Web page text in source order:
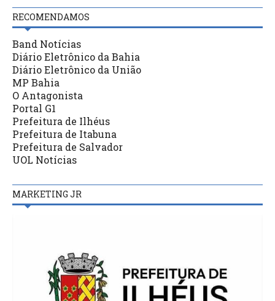
RECOMENDAMOS
Band Notícias
Diário Eletrônico da Bahia
Diário Eletrônico da União
MP Bahia
O Antagonista
Portal G1
Prefeitura de Ilhéus
Prefeitura de Itabuna
Prefeitura de Salvador
UOL Notícias
MARKETING JR